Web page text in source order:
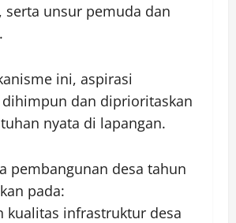
serta unsur pemuda dan
ini, aspirasi
dihimpun dan diprioritaskan
nyata di lapangan.
pembangunan desa tahun
pada:
kualitas infrastruktur desa